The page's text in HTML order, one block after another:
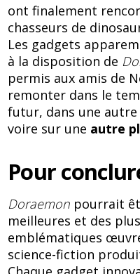
ont finalement
chasseurs de
Les gadgets
à la disposition de
permis aux amis de
remonter dans le
futur, dans une
voire sur une autre
Pour
Doraemon pourrait
meilleures et des plus
emblématiques
science-fiction